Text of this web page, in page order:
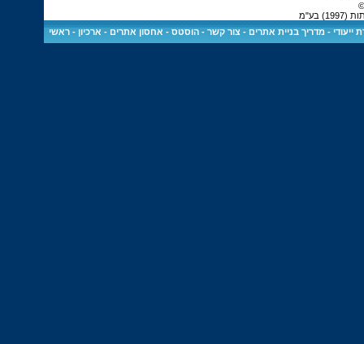
בע"מ
ייעודי -מדריך בניית אתרים -צור קשר -הוסטס - אחסון אתרים - ארכיון -ראשי